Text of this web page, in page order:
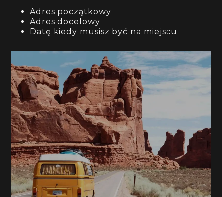
Adres początkowy
Adres docelowy
Datę kiedy musisz być na miejscu